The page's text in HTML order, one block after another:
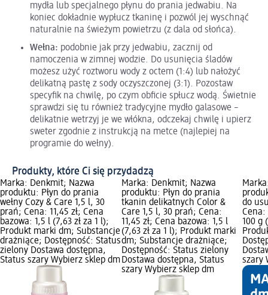
mydła lub specjalnego płynu do prania jedwabiu. Na
koniec dokładnie wypłucz tkaninę i pozwól jej wyschnąć
naturalnie na świeżym powietrzu (z dala od słońca).
Wełna: podobnie jak przy jedwabiu, zacznij od
namoczenia w zimnej wodzie. Do usunięcia śladów
możesz użyć roztworu wody z octem (1:4) lub nałożyć
delikatną pastę z sody oczyszczonej (3:1). Pozostaw
specyfik na chwilę, po czym obficie spłucz wodą. Świetnie
sprawdzi się tu również tradycyjne mydło galasowe –
delikatnie wetrzyj je we włókna, odczekaj chwilę i upierz
sweter zgodnie z instrukcją na metce (najlepiej na
programie do wełny).
Produkty, które Ci się przydadzą
Marka: Denkmit; Nazwa
produktu: Płyn do prania
wełny Cozy & Care 1,5 l, 30
prań; Cena: 11,45 zł; Cena
bazowa: 1,5 l (7,63 zł za 1 l);
Produkt marki dm; Substancje
drażniące; Dostępność: Status
zielony Dostawa dostępna,
Status szary Wybierz sklep dm
Marka: Denkmit; Nazwa
produktu: Płyn do prania
tkanin delikatnych Color &
Care 1,5 l, 30 prań; Cena:
11,45 zł; Cena bazowa: 1,5 l
(7,63 zł za 1 l); Produkt marki
dm; Substancje drażniące;
Dostępność: Status zielony
Dostawa dostępna, Status
szary Wybierz sklep dm
do
Cena:
100 g
szary